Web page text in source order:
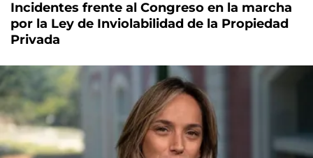
Incidentes frente al Congreso en la marcha
por la Ley de Inviolabilidad de la Propiedad
Privada